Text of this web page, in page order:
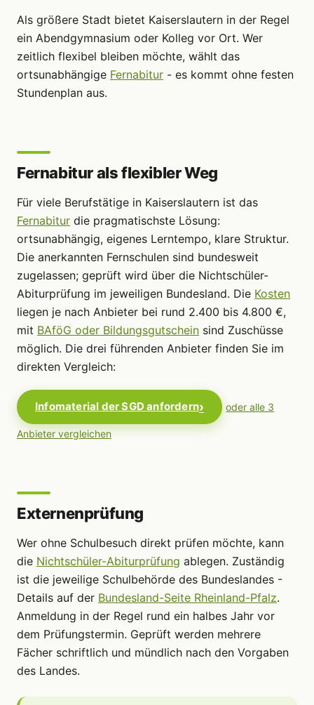
Als größere Stadt bietet Kaiserslautern in der Regel
ein Abendgymnasium oder Kolleg vor Ort. Wer
zeitlich flexibel bleiben möchte, wählt das
ortsunabhängige Fernabitur - es kommt ohne festen
Stundenplan aus.
Fernabitur als flexibler Weg
Für viele Berufstätige in Kaiserslautern ist das
Fernabitur die pragmatischste Lösung:
ortsunabhängig, eigenes Lerntempo, klare Struktur.
Die anerkannten Fernschulen sind bundesweit
zugelassen; geprüft wird über die Nichtschüler-
Abiturprüfung im jeweiligen Bundesland. Die Kosten
liegen je nach Anbieter bei rund 2.400 bis 4.800 €,
mit BAföG oder Bildungsgutschein sind Zuschüsse
möglich. Die drei führenden Anbieter finden Sie im
direkten Vergleich:
Infomaterial der SGD anfordern oder alle 3
Anbieter vergleichen
Externenprüfung
Wer ohne Schulbesuch direkt prüfen möchte, kann
die Nichtschüler-Abiturprüfung ablegen. Zuständig
ist die jeweilige Schulbehörde des Bundeslandes -
Details auf der Bundesland-Seite Rheinland-Pfalz.
Anmeldung in der Regel rund ein halbes Jahr vor
dem Prüfungstermin. Geprüft werden mehrere
Fächer schriftlich und mündlich nach den Vorgaben
des Landes.